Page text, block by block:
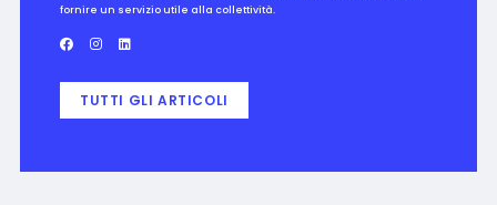
fornire un servizio utile alla collettività.
TUTTI GLI ARTICOLI